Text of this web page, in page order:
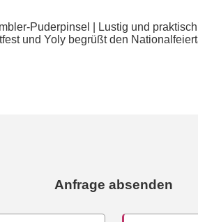
Puderpinsel | Lustig und praktisch
und Yoly begrüßt den
Anfrage absenden